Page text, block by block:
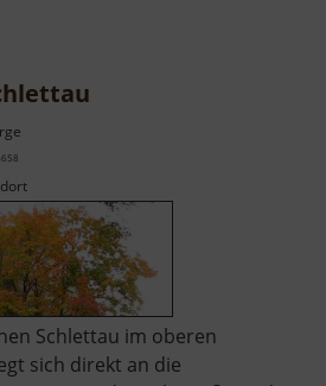
Schlettau im oberen
sich direkt an die